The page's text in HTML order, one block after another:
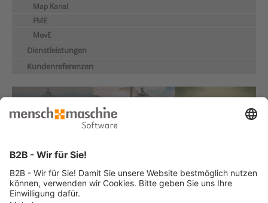
Map Kanal
FME
MovE
Dienstleistungen
Kundenreferenzen